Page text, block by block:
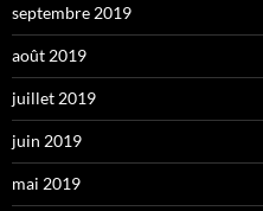
septembre 2019
août 2019
juillet 2019
juin 2019
mai 2019